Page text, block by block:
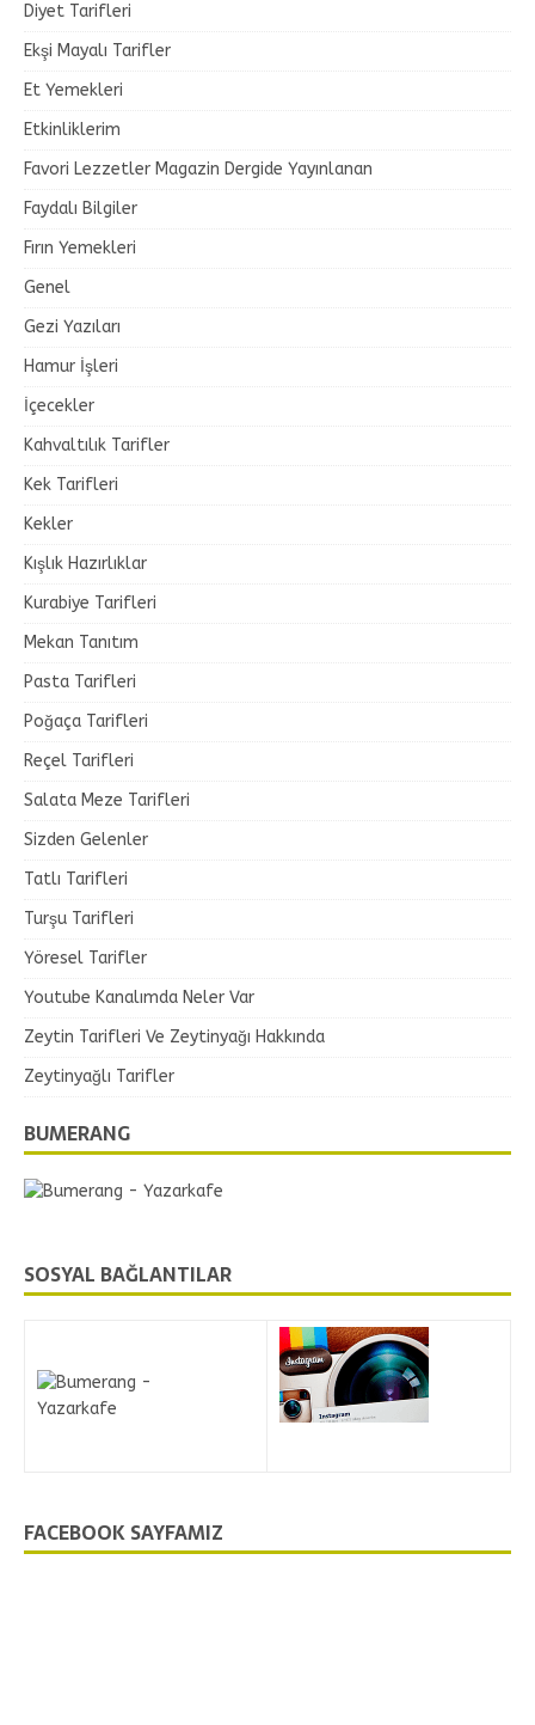
Diyet Tarifleri
Ekşi Mayalı Tarifler
Et Yemekleri
Etkinliklerim
Favori Lezzetler Magazin Dergide Yayınlanan
Faydalı Bilgiler
Fırın Yemekleri
Genel
Gezi Yazıları
Hamur İşleri
İçecekler
Kahvaltılık Tarifler
Kek Tarifleri
Kekler
Kışlık Hazırlıklar
Kurabiye Tarifleri
Mekan Tanıtım
Pasta Tarifleri
Poğaça Tarifleri
Reçel Tarifleri
Salata Meze Tarifleri
Sizden Gelenler
Tatlı Tarifleri
Turşu Tarifleri
Yöresel Tarifler
Youtube Kanalımda Neler Var
Zeytin Tarifleri Ve Zeytinyağı Hakkında
Zeytinyağlı Tarifler
BUMERANG
SOSYAL BAĞLANTILAR
FACEBOOK SAYFAMIZ